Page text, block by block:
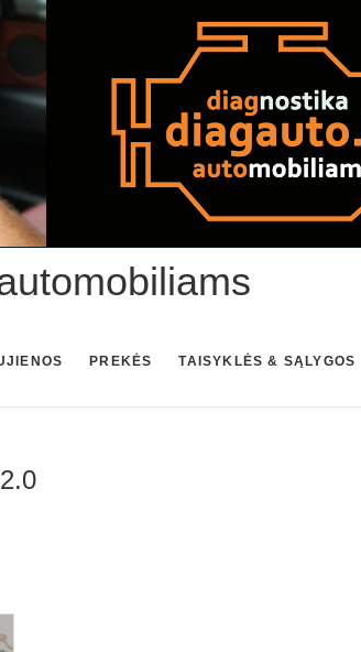
PREKĖS TAISYKLĖS & SĄLYGOS